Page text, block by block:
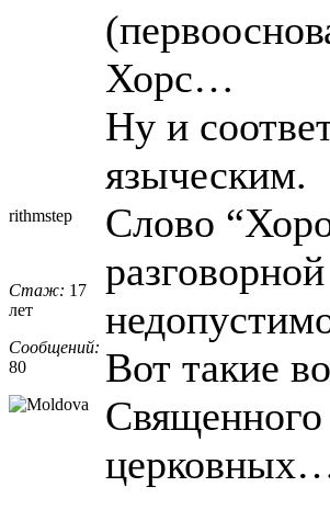
rithmstep
Стаж: 17
лет
Сообщений:
80
Хорс…
Ну и
языческим.
Слово
Вот такие